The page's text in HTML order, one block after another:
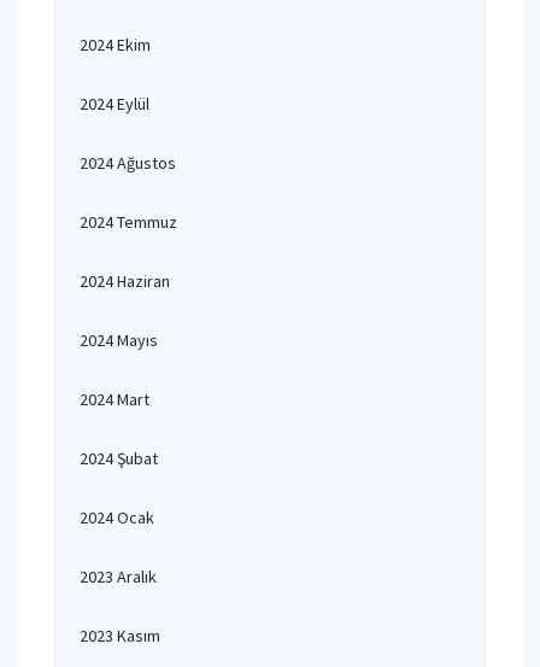
2024 Ekim
2024 Eylül
2024 Ağustos
2024 Temmuz
2024 Haziran
2024 Mayıs
2024 Mart
2024 Şubat
2024 Ocak
2023 Aralık
2023 Kasım